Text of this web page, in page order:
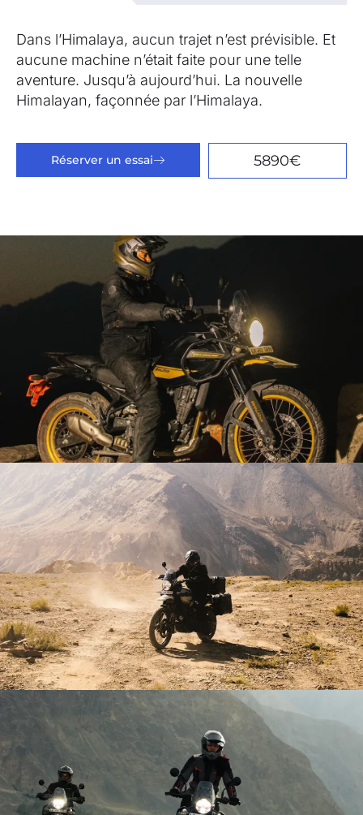
Dans l’Himalaya, aucun trajet n’est prévisible. Et
aucune machine n’était faite pour une telle
aventure. Jusqu’à aujourd’hui. La nouvelle
Himalayan, façonnée par l’Himalaya.
Réserver un essai 5890€